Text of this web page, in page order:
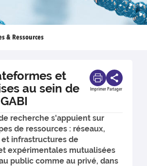
& Ressources
et
au sein de
Imprimer Partager
recherche s'appuient sur
de ressources : réseaux,
infrastructures de
expérimentales mutualisées
public comme au privé, dans